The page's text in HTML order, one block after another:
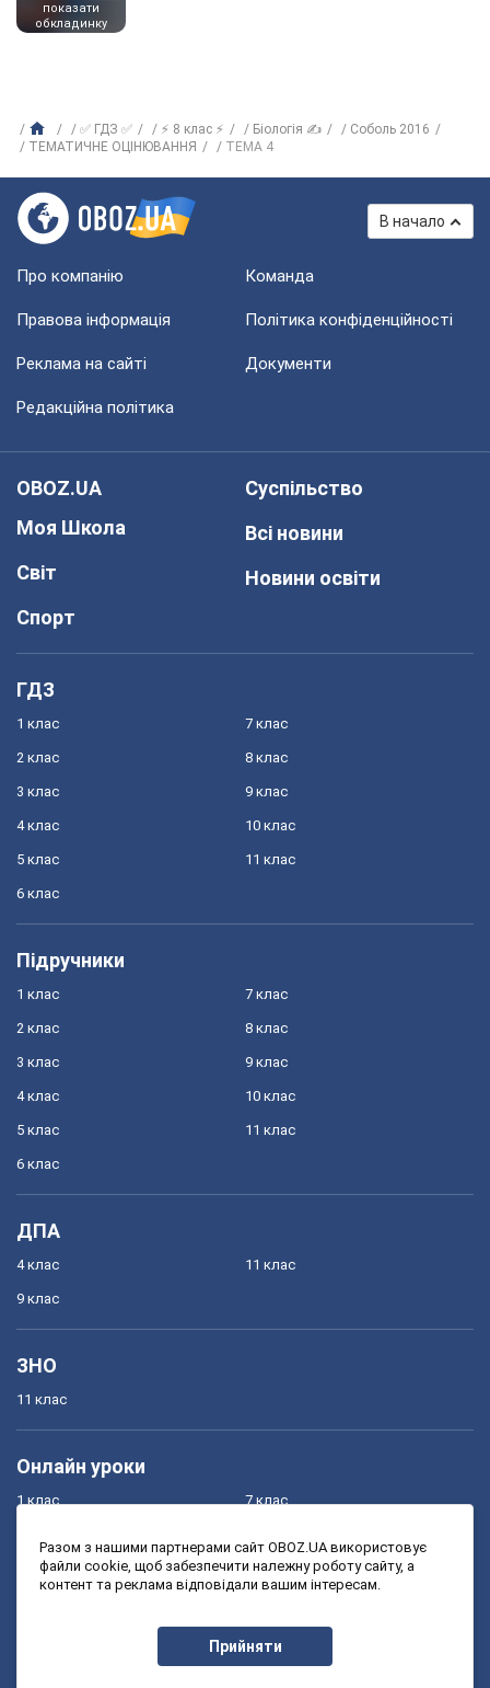
показати
обкладинку
✅ ГДЗ ✅ ⚡ 8 клас ⚡ Біологія ✍
Соболь 2016
ТЕМАТИЧНЕ ОЦІНЮВАННЯ
ТЕМА 4
В начало
Про компанію Команда
Правова інформація Політика конфіденційності
Реклама на сайті Документи
Редакційна політика
OBOZ.UA
Моя Школа
Світ
Спорт
Суспільство
Всі новини
Новини освіти
ГДЗ
1 клас
2 клас
3 клас
4 клас
5 клас
6 клас
7 клас
8 клас
9 клас
10 клас
11 клас
Підручники
1 клас
2 клас
3 клас
4 клас
5 клас
6 клас
7 клас
8 клас
9 клас
10 клас
11 клас
ДПА
4 клас
9 клас
11 клас
ЗНО
11 клас
Онлайн уроки
1 клас
3 клас
7 клас
9 клас
Разом з нашими партнерами сайт OBOZ.UA використовує
файли cookie, щоб забезпечити належну роботу сайту, а
контент та реклама відповідали вашим інтересам.
Прийняти